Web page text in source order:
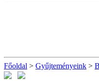
Főoldal > Gyűjteményeink >